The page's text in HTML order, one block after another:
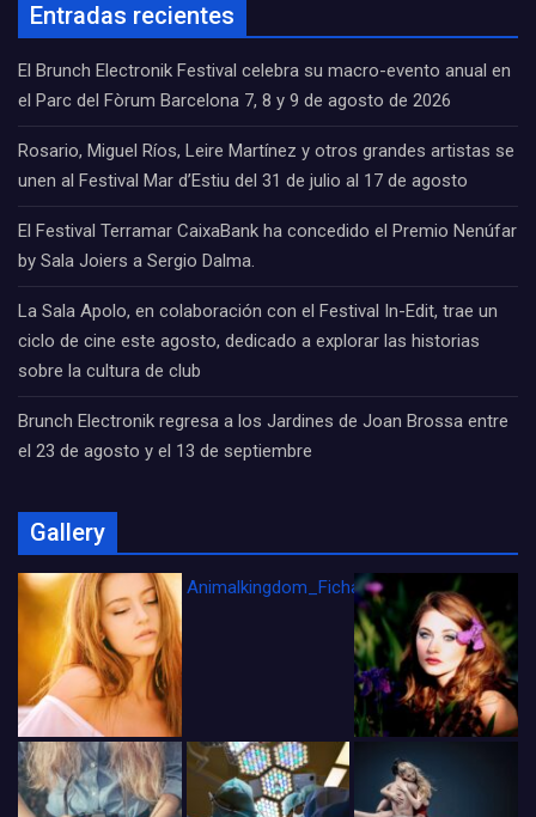
Entradas recientes
El Brunch Electronik Festival celebra su macro-evento anual en
el Parc del Fòrum Barcelona 7, 8 y 9 de agosto de 2026
Rosario, Miguel Ríos, Leire Martínez y otros grandes artistas se
unen al Festival Mar d’Estiu del 31 de julio al 17 de agosto
El Festival Terramar CaixaBank ha concedido el Premio Nenúfar
by Sala Joiers a Sergio Dalma.
La Sala Apolo, en colaboración con el Festival In-Edit, trae un
ciclo de cine este agosto, dedicado a explorar las historias
sobre la cultura de club
Brunch Electronik regresa a los Jardines de Joan Brossa entre
el 23 de agosto y el 13 de septiembre
Gallery
Animalkingdom_FichaCine